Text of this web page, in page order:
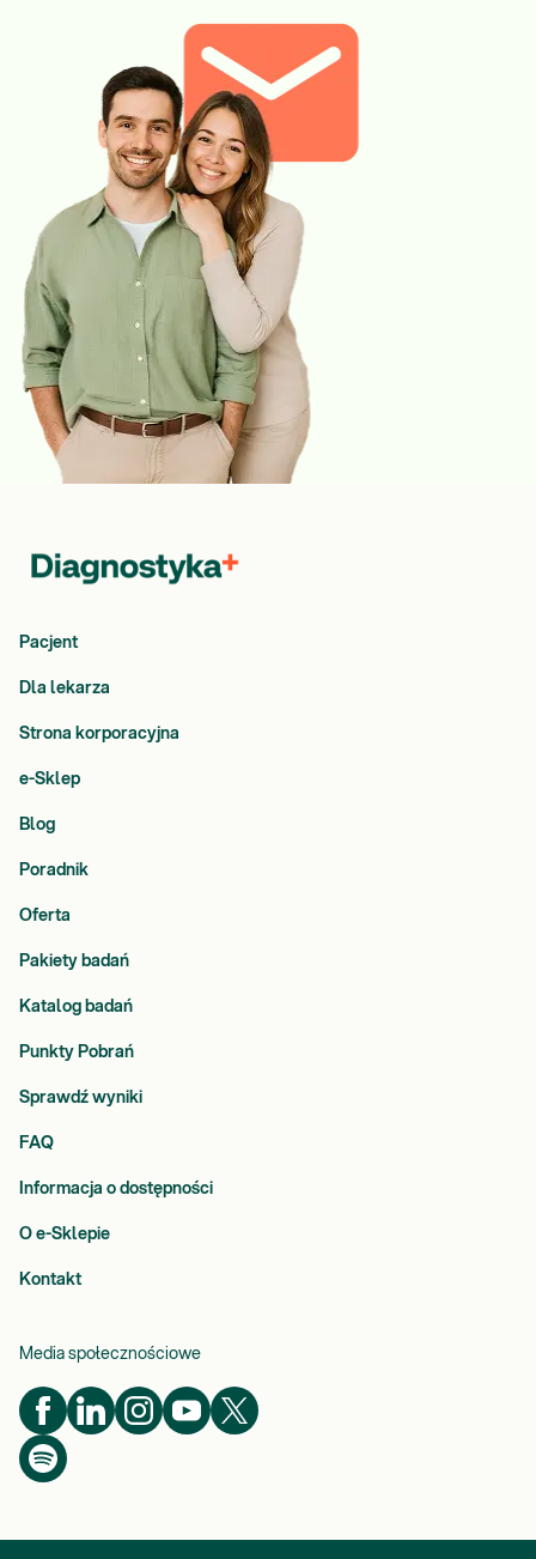
Pacjent
Dla lekarza
Strona korporacyjna
e-Sklep
Blog
Poradnik
Oferta
Pakiety badań
Katalog badań
Punkty Pobrań
Sprawdź wyniki
FAQ
Informacja o dostępności
O e-Sklepie
Kontakt
Media społecznościowe